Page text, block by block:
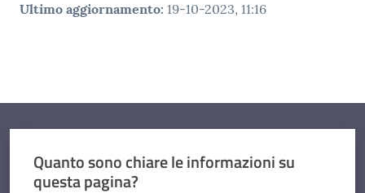
Ultimo aggiornamento: 19-10-2023, 11:16
Quanto sono chiare le informazioni su
questa pagina?